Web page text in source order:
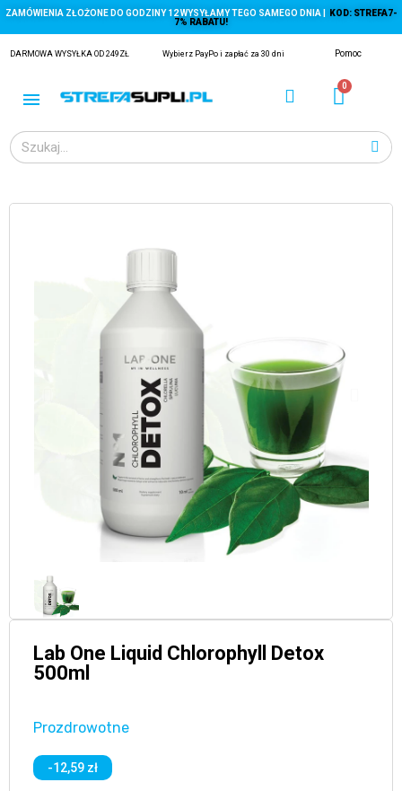
ZAMÓWIENIA ZŁOŻONE DO GODZINY 12 WYSYŁAMY TEGO SAMEGO DNIA |
KOD: STREFA7-
7% RABATU!
DARMOWA WYSYŁKA OD 249ZŁ Wybierz PayPo i zapłać za 30 dni Pomoc
Lab One Liquid Chlorophyll Detox
500ml
Prozdrowotne
-12,59 zł